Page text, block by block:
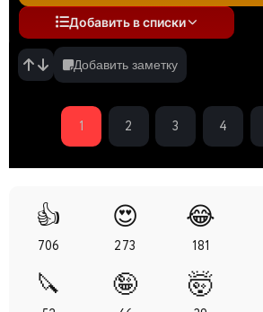
Добавить в списки
Добавить заметку
1 2 3 4
👍
706
😍
273
😂
181
🔪 🤪 🤯